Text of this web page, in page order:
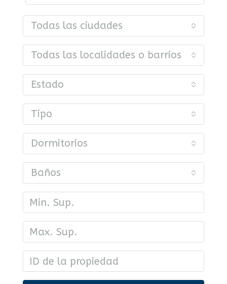
Todas las ciudades
Todas las localidades o barrios
Estado
Tipo
Dormitorios
Baños